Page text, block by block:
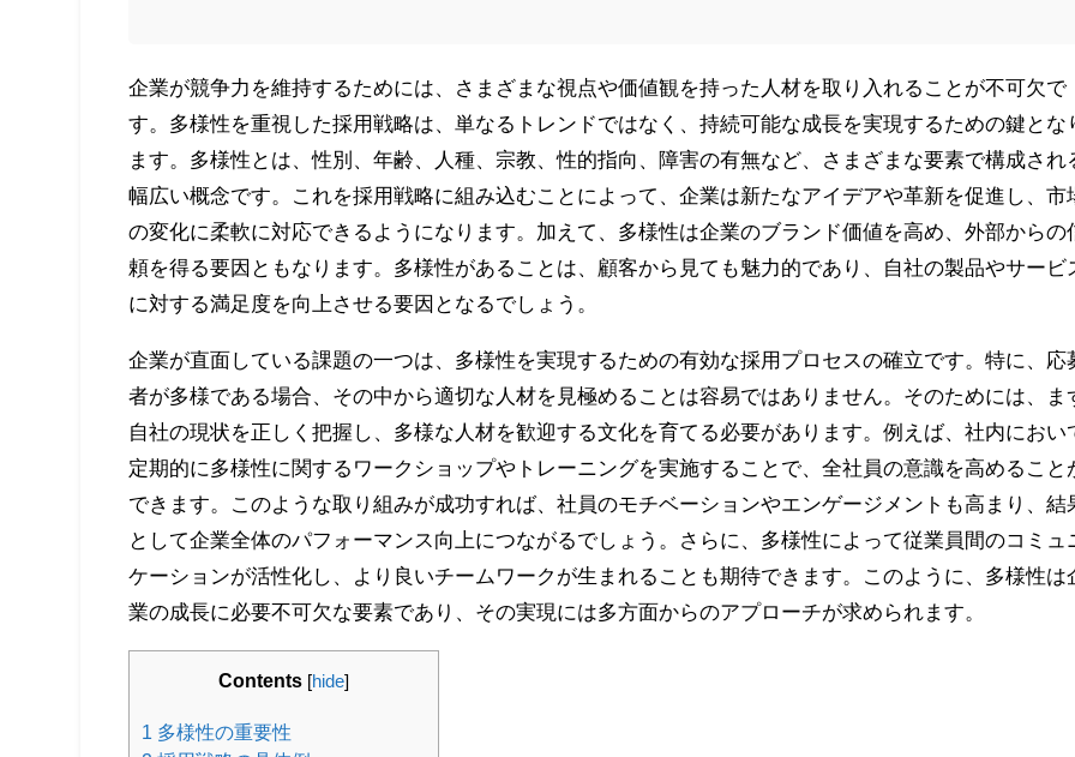
企業が競争力を維持するためには、さまざまな視点や価値観を持った人材を取り入れることが不可欠で
す。多様性を重視した採用戦略は、単なるトレンドではなく、持続可能な成長を実現するための鍵とな
ます。多様性とは、性別、年齢、人種、宗教、性的指向、障害の有無など、さまざまな要素で構成され
幅広い概念です。これを採用戦略に組み込むことによって、企業は新たなアイデアや革新を促進し、市
の変化に柔軟に対応できるようになります。加えて、多様性は企業のブランド価値を高め、外部からの
頼を得る要因ともなります。多様性があることは、顧客から見ても魅力的であり、自社の製品やサービ
に対する満足度を向上させる要因となるでしょう。
企業が直面している課題の一つは、多様性を実現するための有効な採用プロセスの確立です。特に、応
者が多様である場合、その中から適切な人材を見極めることは容易ではありません。そのためには、ま
自社の現状を正しく把握し、多様な人材を歓迎する文化を育てる必要があります。例えば、社内におい
定期的に多様性に関するワークショップやトレーニングを実施することで、全社員の意識を高めること
できます。このような取り組みが成功すれば、社員のモチベーションやエンゲージメントも高まり、結
として企業全体のパフォーマンス向上につながるでしょう。さらに、多様性によって従業員間のコミュ
ケーションが活性化し、より良いチームワークが生まれることも期待できます。このように、多様性は
業の成長に必要不可欠な要素であり、その実現には多方面からのアプローチが求められます。
Contents [hide]
1
多様性の重要性